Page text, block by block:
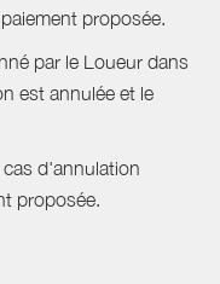
proposée.
par le Loueur dans
est annulée et le
d'annulation
proposée.